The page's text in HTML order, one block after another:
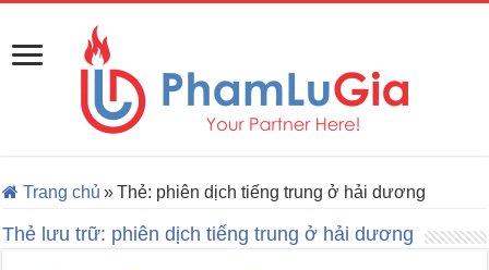
Trang chủ »Thẻ: phiên dịch tiếng trung ở hải dương
Thẻ lưu trữ: phiên dịch tiếng trung ở hải dương